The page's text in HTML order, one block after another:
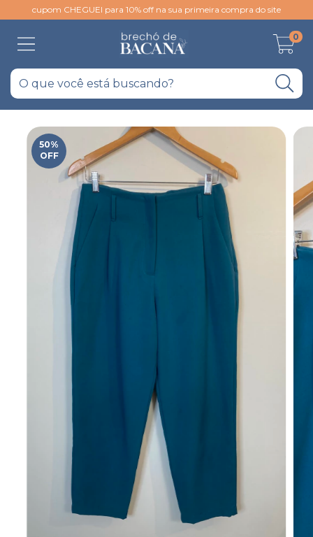
cupom CHEGUEI para 10% off na sua primeira compra do site
0
50%
OFF